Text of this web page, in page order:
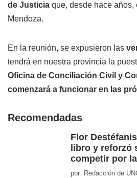
de Justicia que, desde hace
Mendoza.
En la reunión, se expusieron las
tendrá en nuestra provincia la
Oficina de Conciliación Civil y
comenzará a funcionar en las
Recomendadas
Flor
libro y reforzó
competir por
por Redacción de